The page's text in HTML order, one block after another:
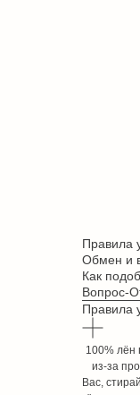
Правила
Обмен и
Как
Вопрос-
Правила
100% лён
из-за
Вас,